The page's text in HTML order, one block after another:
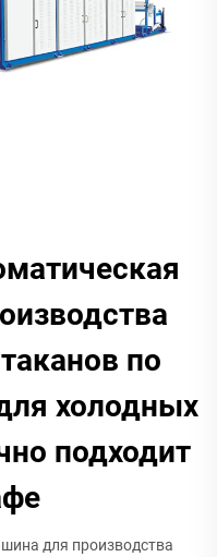
по
холодных
подходит
для производства